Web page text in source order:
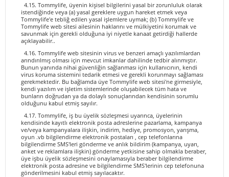
4.15. Tommylife, üyenin kişisel bilgilerini yasal bir zorunluluk olarak
istendiğinde veya (a) yasal gereklere uygun hareket etmek veya
Tommylife'e tebliğ edilen yasal işlemlere uymak; (b) Tommylife ve
Tommylife web sitesi ailesinin haklarını ve mülkiyetini korumak ve
savunmak için gerekli olduğuna iyi niyetle kanaat getirdiği hallerde
açıklayabilir..
4.16. Tommylife web sitesinin virus ve benzeri amaçlı yazılımlardan
arındırılmış olması için mevcut imkanlar dahilinde tedbir alınmıştır.
Bunun yanında nihai güvenliğin sağlanması için kullanıcının, kendi
virus koruma sistemini tedarik etmesi ve gerekli korunmayı sağlaması
gerekmektedir. Bu bağlamda üye Tommylife web sitesi'ne girmesiyle,
kendi yazılım ve işletim sistemlerinde oluşabilecek tüm hata ve
bunların doğrudan ya da dolaylı sonuçlarından kendisinin sorumlu
olduğunu kabul etmiş sayılır.
4.17. Tommylife, iş bu üyelik sözleşmesi uyarınca, üyelerinin
kendisinde kayıtlı elektronik posta adreslerine pazarlama, kampanya
ve/veya kampanyalara ilişkin, indirim, hediye, promosyon, yarışma,
oyun .vb bilgilendirme elektronik postaları , cep telefonlarına
bilgilendirme SMS'leri gönderme ve anlık bildirim (kampanya, uyarı,
anket ve reklamlara ilişkin) gönderme yetkisine sahip olmakla beraber,
üye işbu üyelik sözleşmesini onaylamasıyla beraber bilgilendirme
elektronik posta adresine ve bilgilendirme SMS'lerinin cep telefonuna
gönderilmesini kabul etmiş sayılacaktır.